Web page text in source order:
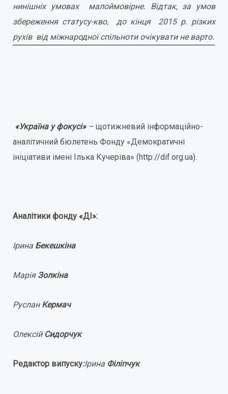
нинішніх умовах малоймовірне. Відтак, за умов
збереження статусу-кво, до кінця 2015 р. різких
рухів від міжнародної спільноти очікувати не варто.
«Україна у фокусі» – щотижневий інформаційно-
аналітичний бюлетень Фонду «Демократичні
ініціативи імені Ілька Кучеріва» (http://dif.org.ua).
Аналітики фонду «ДІ»:
Ірина Бекешкіна
МаріяЗолкіна
РусланКермач
ОлексійСидорчук
Редактор випуску:Ірина Філіпчук